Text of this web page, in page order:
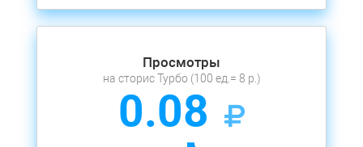
Просмотры
на сторис Турбо (100 ед.= 8 р.)
0.08